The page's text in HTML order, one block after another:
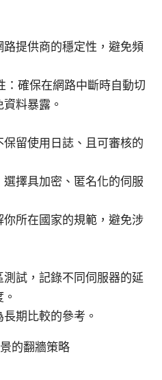
提供商的穩定性，避免頻
確保在網路中斷時自動切
料暴露。
留使用日誌、且可審核的
擇具加密、匿名化的伺服
所在國家的規範，避免涉
試，記錄不同伺服器的延
期比較的參考。
的翻牆策略